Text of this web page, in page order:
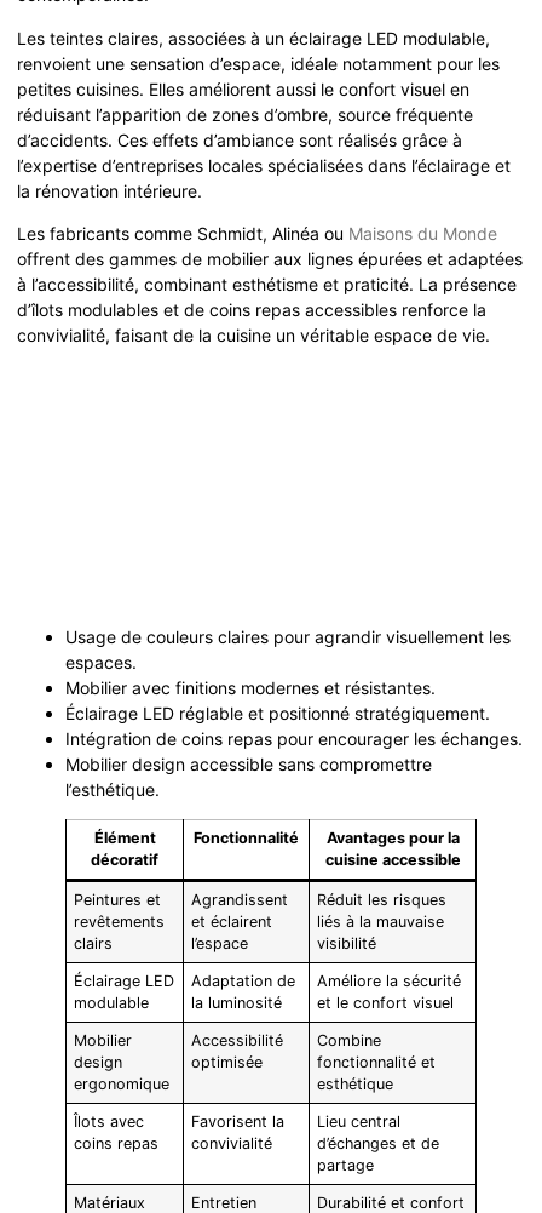
Les teintes claires, associées à un éclairage LED modulable,
renvoient une sensation d’espace, idéale notamment pour les
petites cuisines. Elles améliorent aussi le confort visuel en
réduisant l’apparition de zones d’ombre, source fréquente
d’accidents. Ces effets d’ambiance sont réalisés grâce à
l’expertise d’entreprises locales spécialisées dans l’éclairage et
la rénovation intérieure.
Les fabricants comme Schmidt, Alinéa ou Maisons du Monde
offrent des gammes de mobilier aux lignes épurées et adaptées
à l’accessibilité, combinant esthétisme et praticité. La présence
d’îlots modulables et de coins repas accessibles renforce la
convivialité, faisant de la cuisine un véritable espace de vie.
Usage de couleurs claires pour agrandir visuellement les
espaces.
Mobilier avec finitions modernes et résistantes.
Éclairage LED réglable et positionné stratégiquement.
Intégration de coins repas pour encourager les échanges.
Mobilier design accessible sans compromettre
l’esthétique.
Élément
décoratif
Fonctionnalité
Avantages pour la
cuisine accessible
Peintures et
revêtements
clairs
Agrandissent
et éclairent
l’espace
Réduit les risques
liés à la mauvaise
visibilité
Éclairage LED
modulable
Adaptation de
la luminosité
Améliore la sécurité
et le confort visuel
Mobilier
design
ergonomique
Accessibilité
optimisée
Combine
fonctionnalité et
esthétique
Îlots avec
coins repas
Favorisent la
convivialité
Lieu central
d’échanges et de
partage
Matériaux
Entretien
Durabilité et confort